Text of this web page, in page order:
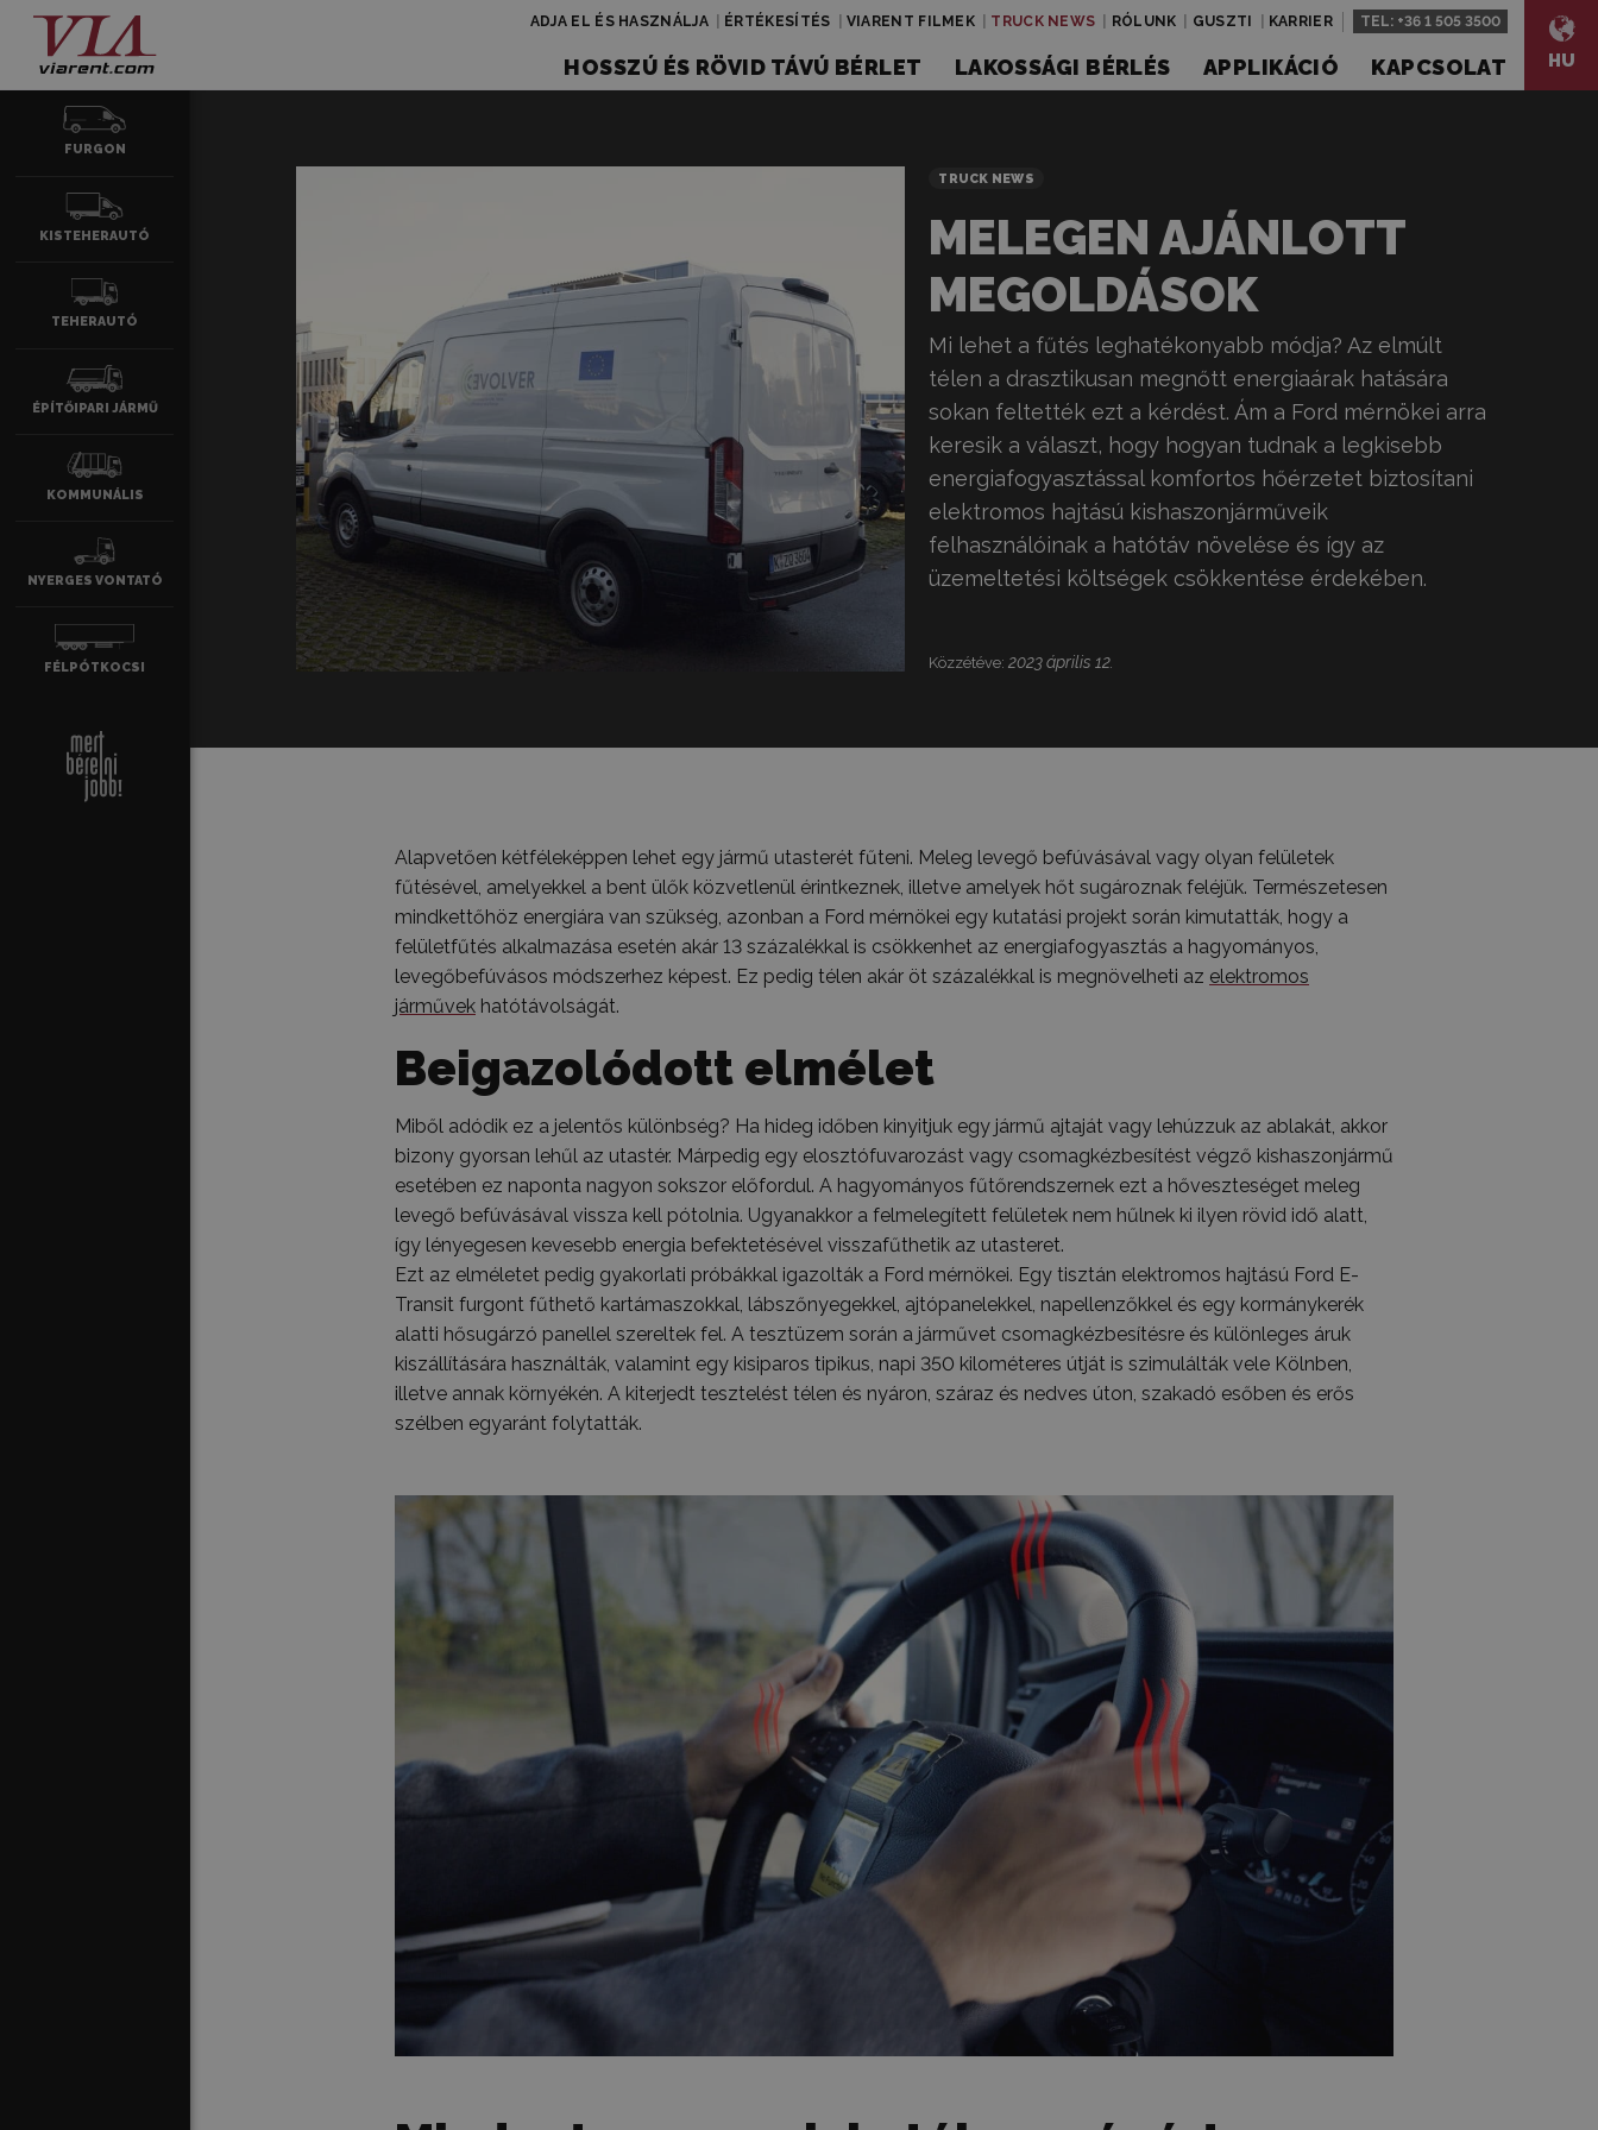
HOSSZÚ ÉS RÖVID TÁVÚ BÉRLET LAKOSSÁGI BÉRLÉS APPLIKÁCIÓ KAPCSOLAT HU
ADJA EL ÉS HASZNÁLJA ÉRTÉKESÍTÉS VIARENT FILMEK TRUCK NEWS RÓLUNK GUSZTI KARRIER TEL: +36 1 505 3500
TRUCK NEWS
MELEGEN AJÁNLOTT
MEGOLDÁSOK
Mi lehet a fűtés leghatékonyabb módja? Az elmúlt
télen a drasztikusan megnőtt energiaárak hatására
sokan feltették ezt a kérdést. Ám a Ford mérnökei arra
keresik a választ, hogy hogyan tudnak a legkisebb
energiafogyasztással komfortos hőérzetet biztosítani
elektromos hajtású kishaszonjárműveik
felhasználóinak a hatótáv növelése és így az
üzemeltetési költségek csökkentése érdekében.
Közzétéve:2023 április 12.
Alapvetően kétféleképpen lehet egy jármű utasterét fűteni. Meleg levegő befúvásával vagy olyan felületek
fűtésével, amelyekkel a bent ülők közvetlenül érintkeznek, illetve amelyek hőt sugároznak feléjük. Természetesen
mindkettőhöz energiára van szükség, azonban a Ford mérnökei egy kutatási projekt során kimutatták, hogy a
felületfűtés alkalmazása esetén akár 13 százalékkal is csökkenhet az energiafogyasztás a hagyományos,
levegőbefúvásos módszerhez képest. Ez pedig télen akár öt százalékkal is megnövelheti az elektromos
járművek hatótávolságát.
Beigazolódott elmélet
Miből adódik ez a jelentős különbség? Ha hideg időben kinyitjuk egy jármű ajtaját vagy lehúzzuk az ablakát, akkor
bizony gyorsan lehűl az utastér. Márpedig egy elosztófuvarozást vagy csomagkézbesítést végző kishaszonjármű
esetében ez naponta nagyon sokszor előfordul. A hagyományos fűtőrendszernek ezt a hőveszteséget meleg
levegő befúvásával vissza kell pótolnia. Ugyanakkor a felmelegített felületek nem hűlnek ki ilyen rövid idő alatt,
így lényegesen kevesebb energia befektetésével visszafűthetik az utasteret.
Ezt az elméletet pedig gyakorlati próbákkal igazolták a Ford mérnökei. Egy tisztán elektromos hajtású Ford E-
Transit furgont fűthető kartámaszokkal, lábszőnyegekkel, ajtópanelekkel, napellenzőkkel és egy kormánykerék
alatti hősugárzó panellel szereltek fel. A tesztüzem során a járművet csomagkézbesítésre és különleges áruk
kiszállítására használták, valamint egy kisiparos tipikus, napi 350 kilométeres útját is szimulálták vele Kölnben,
illetve annak környékén. A kiterjedt tesztelést télen és nyáron, száraz és nedves úton, szakadó esőben és erős
szélben egyaránt folytatták.
FURGON
KISTEHERAUTÓ
TEHERAUTÓ
ÉPÍTŐIPARI JÁRMŰ
KOMMUNÁLIS
NYERGES VONTATÓ
FÉLPÓTKO­CSI